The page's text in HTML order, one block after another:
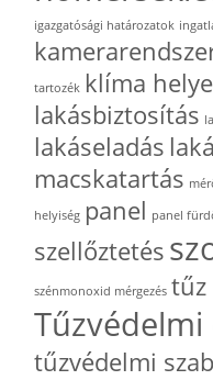
igazgatósági határozatok
tartozék klíma
lakásbiztosítás
lakáseladás
macskatartás
helyiség panel panel
szellőztetés
szénmonoxid mérgezés tűz
tűzvédelmi